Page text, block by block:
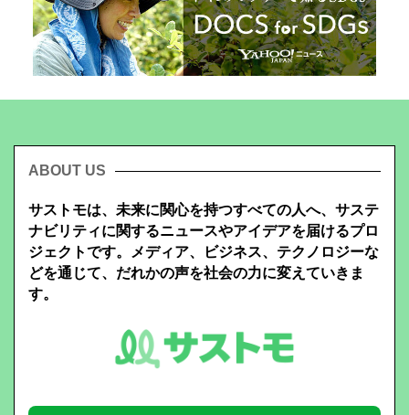
ABOUT US
サストモは、未来に関心を持つすべての人へ、サステ
ナビリティに関するニュースやアイデアを届けるプロ
ジェクトです。メディア、ビジネス、テクノロジーな
どを通じて、だれかの声を社会の力に変えていきま
す。